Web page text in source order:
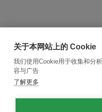
关于本网站上的 Cookie
我们使用Cookie用于收集和分
容与广告
了解更多